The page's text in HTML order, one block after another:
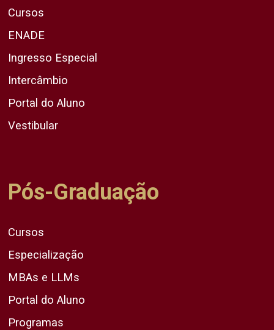
Cursos
ENADE
Ingresso Especial
Intercâmbio
Portal do Aluno
Vestibular
Pós-Graduação
Cursos
Especialização
MBAs e LLMs
Portal do Aluno
Programas